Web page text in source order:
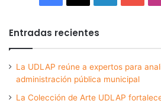
Entradas recientes
La UDLAP reúne a expertos para
administración pública municipal
La Colección de Arte UDLAP